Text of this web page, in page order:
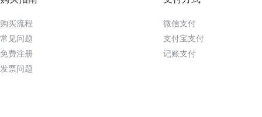
购买流程
常见问题
免费注册
发票问题
微信支付
支付宝支付
记账支付